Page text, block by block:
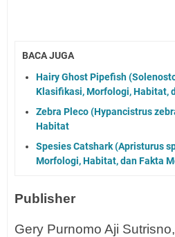
BACA JUGA
Hairy Ghost Pipefish
Klasifikasi, Morfologi, Habitat,
Zebra Pleco (Hypancistrus
Habitat
Spesies Catshark (Apristurus
Morfologi, Habitat, dan Fakta
Publisher
Gery Purnomo Aji